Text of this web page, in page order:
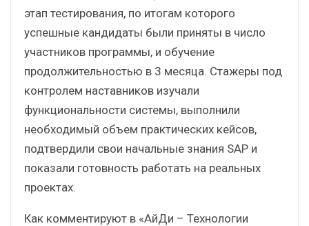
этап тестирования, по итогам которого
успешные кандидаты были приняты в число
участников программы, и обучение
продолжительностью в 3 месяца. Стажеры под
контролем наставников изучали
функциональности системы, выполнили
необходимый объем практических кейсов,
подтвердили свои начальные знания SAP и
показали готовность работать на реальных
проектах.
Как комментируют в «АйДи – Технологии